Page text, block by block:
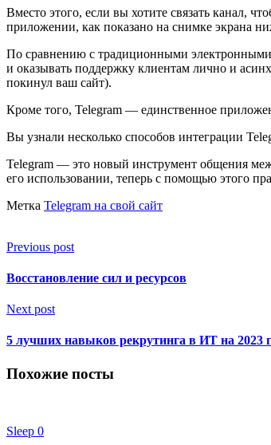
Вместо этого, если вы хотите связать канал,
приложении, как показано на снимке экрана
По сравнению с традиционными
и оказывать поддержку клиентам лично и
покинул ваш сайт).
Кроме того, Telegram — единственное
Вы узнали несколько способов интеграции
Telegram — это новый инструмент общения
его использовании, теперь с помощью этого
Метка Telegram на свой сайт
Previous post
Восстановление сил и ресурсов
Next post
5 лучших навыков рекрутинга в ИТ на 2023
Похожие посты
Sleep 0